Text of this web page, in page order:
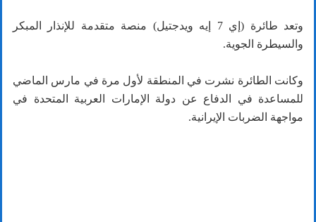
وتعد طائرة (إي 7 إيه ويدجتيل) منصة متقدمة للإنذار المبكر
والسيطرة الجوية.
وكانت الطائرة نشرت في المنطقة لأول مرة في مارس الماضي
للمساعدة في الدفاع عن دولة الإمارات العربية المتحدة في
مواجهة الضربات الإيرانية.